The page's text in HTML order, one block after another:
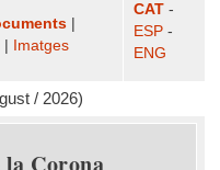
Imatges
CAT -
ESP -
ENG
/ 2026)